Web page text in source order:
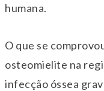
humana.
O que se
osteomielite na
infecção óssea